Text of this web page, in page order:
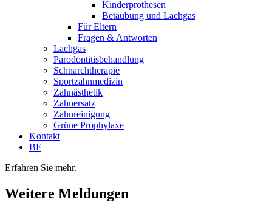
Kinderprothesen
Betäubung und Lachgas
Für Eltern
Fragen & Antworten
Lachgas
Parodontitisbehandlung
Schnarchtherapie
Sportzahnmedizin
Zahnästhetik
Zahnersatz
Zahnreinigung
Grüne Prophylaxe
Kontakt
BF
Erfahren Sie mehr.
Weitere Meldungen